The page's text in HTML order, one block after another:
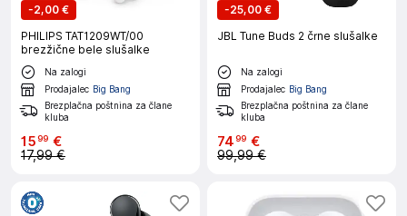
-2,00 €
PHILIPS TAT1209WT/00
brezžične bele slušalke
Na zalogi
Prodajalec Big Bang
Brezplačna poštnina za člane
kluba
1599 €
17,99 €
-25,00 €
JBL Tune Buds 2 črne slušalke
Na zalogi
Prodajalec Big Bang
Brezplačna poštnina za člane
kluba
7499 €
99,99 €